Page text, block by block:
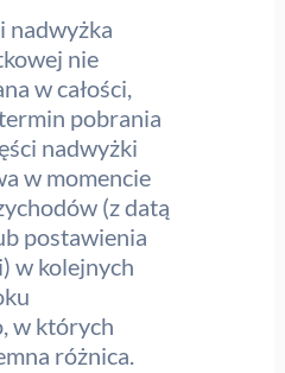
nadwyżka
nie
w całości,
pobrania
nadwyżki
w momencie
(z datą
postawienia
w kolejnych
w których
różnica.